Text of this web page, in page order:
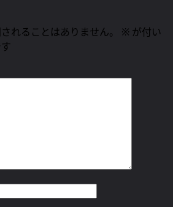
れることはありません。 ※ が付い